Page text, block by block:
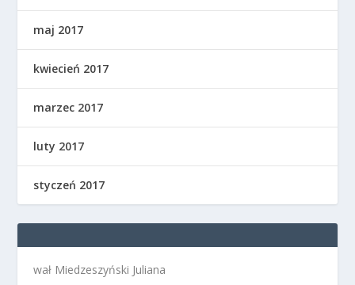
maj 2017
kwiecień 2017
marzec 2017
luty 2017
styczeń 2017
wał Miedzeszyński Juliana